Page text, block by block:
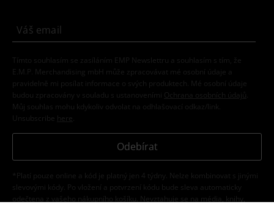
Tímto souhlasím se zasíláním EMP Newslettru a souhlasím s tím, že
E.M.P. Merchandising mbH může zpracovávat mé osobní údaje a
pravidelně mi posílat informace o svých produktech. Mé osobní údaje
budou zpracovány v souladu s ustanoveními
Ochrana osobních údajů
Můj souhlas mohu kdykoliv odvolat na odhlašovací odkaz/link.
Unsubscribe here
Odebírat
*Platí pouze online a kód je platný jen 4 týdny. Nelze kombinovat s jinými
slevovými kódy. Po vložení a potvrzení kódu bude sleva automaticky
odečtena z vašeho nákupního košíku. Nevztahuje se na média, knihy,